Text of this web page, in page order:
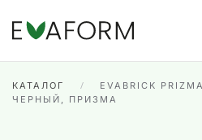
КАТАЛОГ
EVABRICK
ЧЕРНЫЙ, ПРИЗМА